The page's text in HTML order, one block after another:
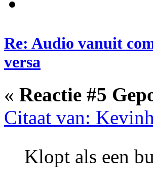
Re: Audio vanuit
versa
« Reactie #5
Citaat van:
Klopt als een